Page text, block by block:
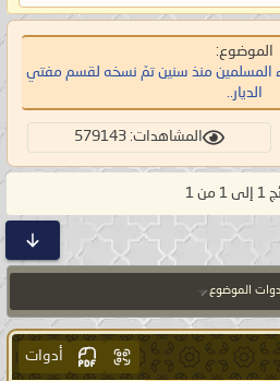
الموضوع:
المسلمين منذ سنين تمّ نسخه لقسم مفتي
الديار..
المشاهدات: 579143
1 من 1
الموضوع
أدوات